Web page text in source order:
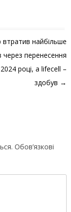
втратив найбільше
через перенесення
році, а lifecell –
здобув →
Обов’язкові